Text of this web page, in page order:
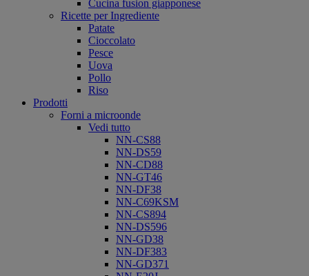
Cucina fusion giapponese
Ricette per Ingrediente
Patate
Cioccolato
Pesce
Uova
Pollo
Riso
Prodotti
Forni a microonde
Vedi tutto
NN-CS88
NN-DS59
NN-CD88
NN-GT46
NN-DF38
NN-C69KSM
NN-CS894
NN-DS596
NN-GD38
NN-DF383
NN-GD371